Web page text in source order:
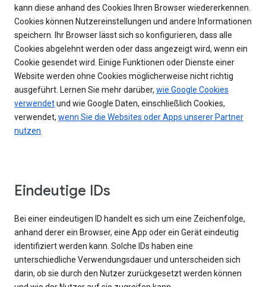
kann diese anhand des Cookies Ihren Browser wiedererkennen.
Cookies können Nutzereinstellungen und andere Informationen
speichern. Ihr Browser lässt sich so konfigurieren, dass alle
Cookies abgelehnt werden oder dass angezeigt wird, wenn ein
Cookie gesendet wird. Einige Funktionen oder Dienste einer
Website werden ohne Cookies möglicherweise nicht richtig
ausgeführt. Lernen Sie mehr darüber, wie Google Cookies
verwendetund wie Google Daten, einschließlich Cookies,
verwendet, wenn Sie die Websites oder Apps unserer Partner
nutzen
Eindeutige IDs
Bei einer eindeutigen ID handelt es sich um eine Zeichenfolge,
anhand derer ein Browser, eine App oder ein Gerät eindeutig
identifiziert werden kann. Solche IDs haben eine
unterschiedliche Verwendungsdauer und unterscheiden sich
darin, ob sie durch den Nutzer zurückgesetzt werden können